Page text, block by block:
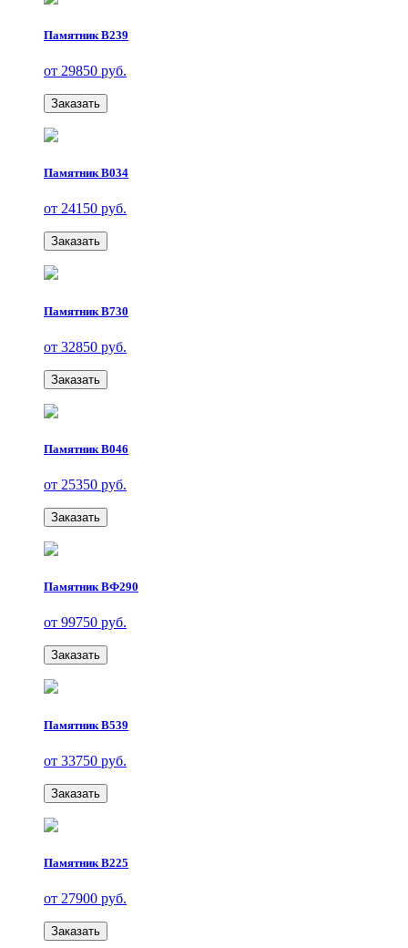
Памятник В239
от 29850 руб.
Заказать
Памятник В034
от 24150 руб.
Заказать
Памятник В730
от 32850 руб.
Заказать
Памятник В046
от 25350 руб.
Заказать
Памятник ВФ290
от 99750 руб.
Заказать
Памятник В539
от 33750 руб.
Заказать
Памятник В225
от 27900 руб.
Заказать